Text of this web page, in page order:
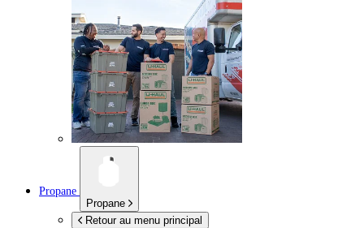
Propane
Propane
Retour au menu principal